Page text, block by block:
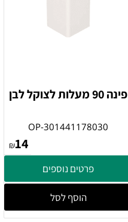
פינה 90 מעלות לצוקל לבן
OP-301441178030
₪14
פרטים נוספים
הוסף לסל